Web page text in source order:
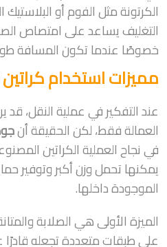
الكرتونة مثل الفوم أو
التغليف يساعد على امتصاص
خصوصًا عندما تكون المسافة
مميزات استخدام
عند التفكير في عملية النقل،
العمالة فقط، لكن الحقيقة أن
في نجاح العملية الكراتين
يمكنها تحمل وزن أكبر وتوفير
الموجودة داخلها.
الميزة الأولى هي الصلابة
على طبقات متعددة تجعله